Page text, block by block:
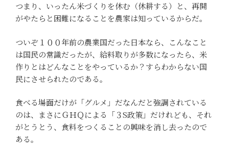
つまり、いったん米づくりを休む（休耕する）と、再開
がやたらと困難になることを農家は知っているからだ。
ついぞ１００年前の農業国だった日本なら、こんなこと
は国民の常識だったが、給料取りが多数になったら、米
作りとはどんなことをやっているか？すらわからない国
民にさせられたのである。
食べる場面だけが「グルメ」だなんだと強調されている
のは、まさにＧＨＱによる「３S政策」だけれども、それ
がとうとう、食料をつくることの興味を消し去ったので
ある。